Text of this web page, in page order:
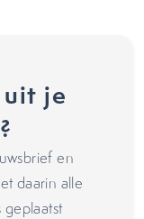
je
en
daarin alle